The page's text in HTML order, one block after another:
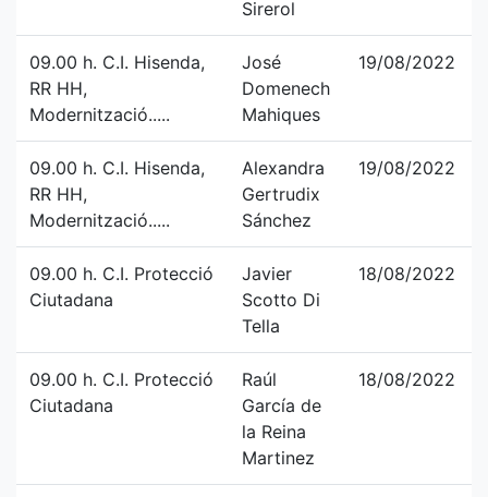
Sirerol
09.00 h. C.I. Hisenda,
RR HH,
Modernització.....
José
Domenech
Mahiques
19/08/2022
09.00 h. C.I. Hisenda,
RR HH,
Modernització.....
Alexandra
Gertrudix
Sánchez
19/08/2022
09.00 h. C.I. Protecció
Ciutadana
Javier
Scotto Di
Tella
18/08/2022
09.00 h. C.I. Protecció
Ciutadana
Raúl
García de
la Reina
Martinez
18/08/2022